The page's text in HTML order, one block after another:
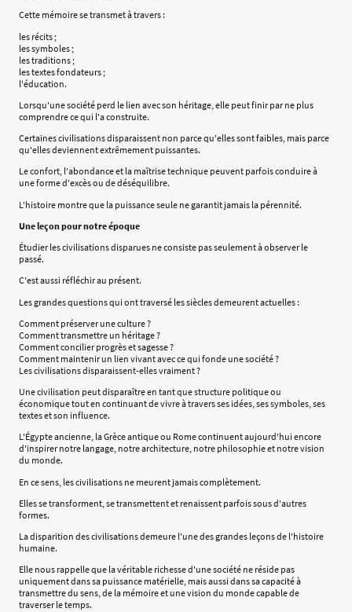
Cette mémoire se transmet à travers :
les récits ;
les symboles ;
les traditions ;
les textes fondateurs ;
l'éducation.
Lorsqu'une société perd le lien avec son héritage, elle peut finir par ne plus
comprendre ce qui l'a construite.
Certaines civilisations disparaissent non parce qu'elles sont faibles, mais parce
qu'elles deviennent extrêmement puissantes.
Le confort, l'abondance et la maîtrise technique peuvent parfois conduire à
une forme d'excès ou de déséquilibre.
L'histoire montre que la puissance seule ne garantit jamais la pérennité.
Une leçon pour notre époque
Étudier les civilisations disparues ne consiste pas seulement à observer le
passé.
C'est aussi réfléchir au présent.
Les grandes questions qui ont traversé les siècles demeurent actuelles :
Comment préserver une culture ?
Comment transmettre un héritage ?
Comment concilier progrès et sagesse ?
Comment maintenir un lien vivant avec ce qui fonde une société ?
Les civilisations disparaissent-elles vraiment ?
Une civilisation peut disparaître en tant que structure politique ou
économique tout en continuant de vivre à travers ses idées, ses symboles, ses
textes et son influence.
L'Égypte ancienne, la Grèce antique ou Rome continuent aujourd'hui encore
d'inspirer notre langage, notre architecture, notre philosophie et notre vision
du monde.
En ce sens, les civilisations ne meurent jamais complètement.
Elles se transforment, se transmettent et renaissent parfois sous d'autres
formes.
La disparition des civilisations demeure l'une des grandes leçons de l'histoire
humaine.
Elle nous rappelle que la véritable richesse d'une société ne réside pas
uniquement dans sa puissance matérielle, mais aussi dans sa capacité à
transmettre du sens, de la mémoire et une vision du monde capable de
traverser le temps.